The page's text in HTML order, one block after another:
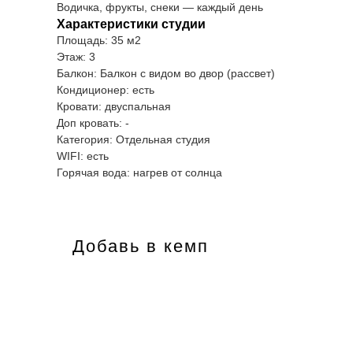
Водичка, фрукты, снеки — каждый день
Характеристики студии
Площадь: 35 м2
Этаж: 3
Балкон: Балкон с видом во двор (рассвет)
Кондиционер: есть
Кровати: двуспальная
Доп кровать: -
Категория: Отдельная студия
WIFI: есть
Горячая вода: нагрев от солнца
Добавь в кемп